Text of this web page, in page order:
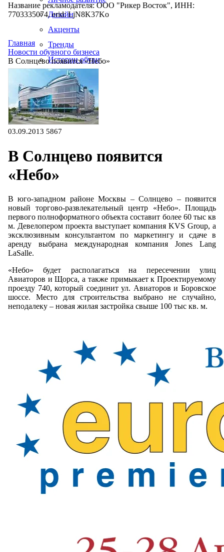
Дизайн
Акценты
Тренды
Истории обуви
Производство
Название рекламодателя: ООО "Рикер Восток", ИНН:
7703335074, erid: LjN8K37Ko
Главная
Новости обувного бизнеса
В Солнцево появится «Небо»
03.09.2013 5867
В Солнцево появится
«Небо»
В юго-западном районе Москвы – Солнцево – появится
новый торгово-развлекательный центр «Небо». Площадь
первого полноформатного объекта составит более 60 тыс кв
м. Девелопером проекта выступает компания KVS Group, а
эксклюзивным консультантом по маркетингу и сдаче в
аренду выбрана международная компания Jones Lang
LaSalle.
«Небо» будет располагаться на пересечении улиц
Авиаторов и Щорса, а также примыкает к Проектируемому
проезду 740, который соединит ул. Авиаторов и Боровское
шоссе. Место для строительства выбрано не случайно,
неподалеку – новая жилая застройка свыше 100 тыс кв. м.